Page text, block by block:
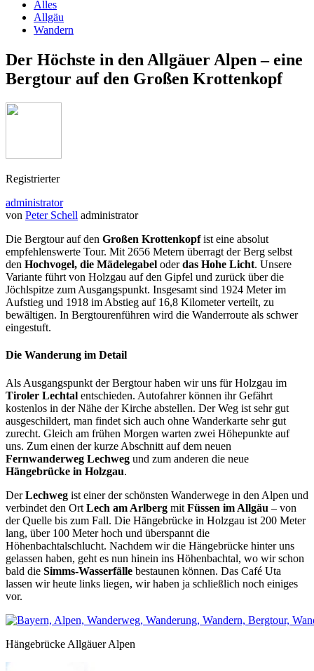
Alles
Allgäu
Wandern
Der Höchste in den Allgäuer Alpen – eine
Bergtour auf den Großen Krottenkopf
Registrierter
administrator
von Peter Schell administrator
Die Bergtour auf den Großen Krottenkopfist eine absolut
empfehlenswerte Tour. Mit 2656 Metern überragt der Berg selbst
den Hochvogel, die Mädelegabel oderdas Hohe Licht. Unsere
Variante führt von Holzgau auf den Gipfel und zurück über die
Jöchlspitze zum Ausgangspunkt. Insgesamt sind 1924 Meter im
Aufstieg und 1918 im Abstieg auf 16,8 Kilometer verteilt, zu
bewältigen. In Bergtourenführen wird die Wanderroute als schwer
eingestuft.
Die Wanderung im Detail
Als Ausgangspunkt der Bergtour haben wir uns für Holzgau im
Tiroler Lechtal entschieden. Autofahrer können ihr Gefährt
kostenlos in der Nähe der Kirche abstellen. Der Weg ist sehr gut
ausgeschildert, man findet sich auch ohne Wanderkarte sehr gut
zurecht. Gleich am frühen Morgen warten zwei Höhepunkte auf
uns. Zum einen der kurze Abschnitt auf dem neuen
Fernwanderweg Lechweg und zum anderen die neue
Hängebrücke in Holzgau.
DerLechweg ist einer der schönsten Wanderwege in den Alpen und
verbindet den Ort Lech am Arlberg mit Füssen im Allgäu – von
der Quelle bis zum Fall. Die Hängebrücke in Holzgau ist 200 Meter
lang, über 100 Meter hoch und überspannt die
Höhenbachtalschlucht. Nachdem wir die Hängebrücke hinter uns
gelassen haben, geht es nun hinein ins Höhenbachtal, wo wir schon
bald die Simms-Wasserfälle bestaunen können. Das Café Uta
lassen wir heute links liegen, wir haben ja schließlich noch einiges
vor.
Hängebrücke Allgäuer Alpen